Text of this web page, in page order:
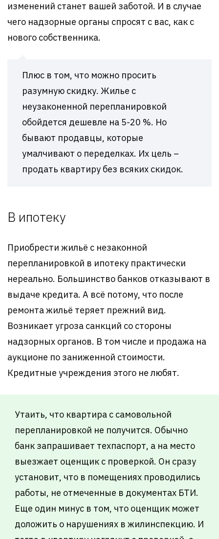
изменений станет вашей заботой. И в случае
чего надзорные органы спросят с вас, как с
нового собственника.
Плюс в том, что можно просить
разумную скидку. Жилье с
неузаконенной перепланировкой
обойдется дешевле на 5-20 %. Но
бывают продавцы, которые
умалчивают о переделках. Их цель –
продать квартиру без всяких скидок.
В ипотеку
Приобрести жильё с незаконной
перепланировкой в ипотеку практически
нереально. Большинство банков отказывают в
выдаче кредита. А всё потому, что после
ремонта жильё теряет прежний вид.
Возникает угроза санкций со стороны
надзорных органов. В том числе и продажа на
аукционе по заниженной стоимости.
Кредитные учреждения этого не любят.
Утаить, что квартира с самовольной
перепланировкой не получится. Обычно
банк запрашивает техпаспорт, а на место
выезжает оценщик с проверкой. Он сразу
установит, что в помещениях проводились
работы, не отмеченные в документах БТИ.
Еще один минус в том, что оценщик может
доложить о нарушениях в жилинспекцию. И